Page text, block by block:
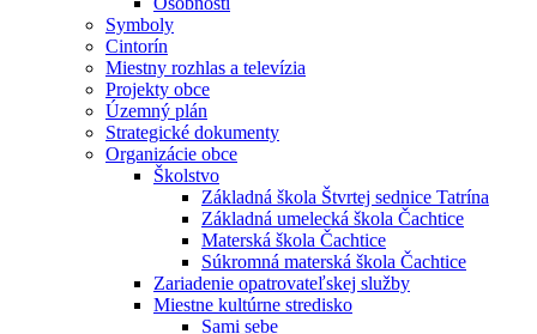
Symboly
Cintorín
Miestny rozhlas a televízia
Projekty obce
Územný plán
Strategické dokumenty
Organizácie obce
Školstvo
Základná škola Štvrtej sednice Tatrína
Základná umelecká škola Čachtice
Materská škola Čachtice
Súkromná materská škola Čachtice
Zariadenie opatrovateľskej služby
Miestne kultúrne stredisko
Sami sebe